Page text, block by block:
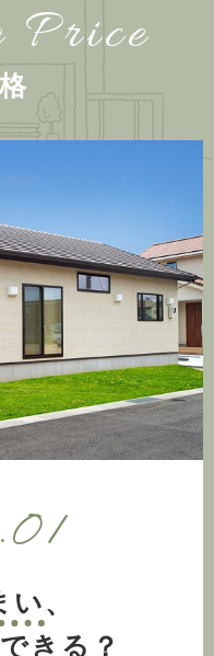
Price
い、
きる？